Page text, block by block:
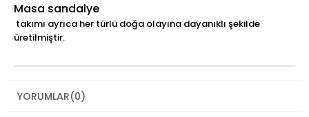
Masa sandalye
takımı ayrıca her türlü doğa olayına dayanıklı şekilde
üretilmiştir.
YORUMLAR(0)